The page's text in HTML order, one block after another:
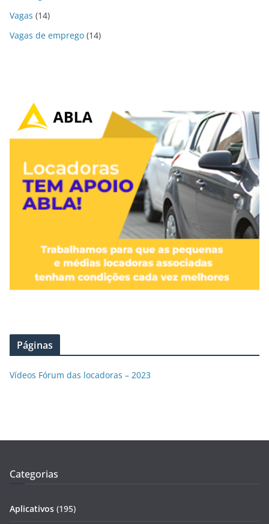
Vagas (14)
Vagas de emprego (14)
Páginas
Vídeos Fórum das locadoras – 2023
Categorias
Aplicativos (195)